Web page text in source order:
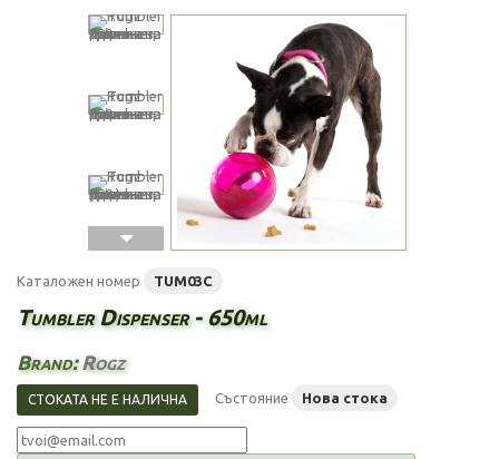
Каталожен номер TUM03C
Tumbler Dispenser - 650ml
Brand:Rogz
СТОКАТА НЕ Е НАЛИЧНА Състояние Нова стока